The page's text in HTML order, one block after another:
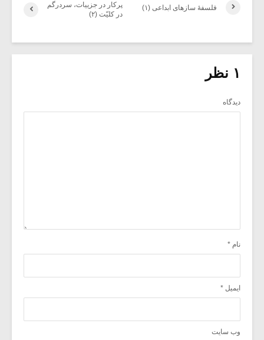
پرکار در جزییات، سردرگم
در کلیّت (۲)
فلسفۀ سازهای ابداعی (۱)
۱ نظر
دیدگاه
نام *
ایمیل *
وب‌ سایت